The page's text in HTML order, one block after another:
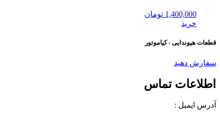
1,400,000 تومان
خرید
قطعات هیوندایی - کیاموتور
سفارش دهید
اطلاعات تماس
آدرس ایمیل :